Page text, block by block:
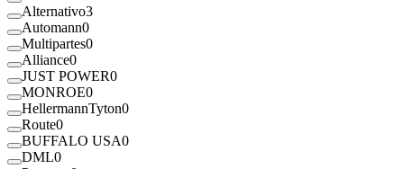
Alternativo3
Automann0
Multipartes0
Alliance0
JUST POWER0
MONROE0
HellermannTyton0
Route0
BUFFALO USA0
DML0